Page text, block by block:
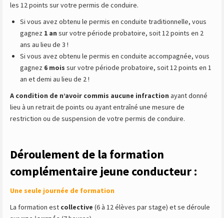
les 12 points sur votre permis de conduire.
Si vous avez obtenu le permis en conduite traditionnelle, vous
gagnez 1 an sur votre période probatoire, soit 12 points en 2
ans au lieu de 3 !
Si vous avez obtenu le permis en conduite accompagnée, vous
gagnez 6 mois sur votre période probatoire, soit 12 points en 1
an et demi au lieu de 2 !
A condition de n’avoir commis aucune infraction ayant donné
lieu à un retrait de points ou ayant entraîné une mesure de
restriction ou de suspension de votre permis de conduire.
Déroulement de la formation
complémentaire jeune conducteur :
Une seule journée de formation
La formation est collective (6 à 12 élèves par stage) et se déroule